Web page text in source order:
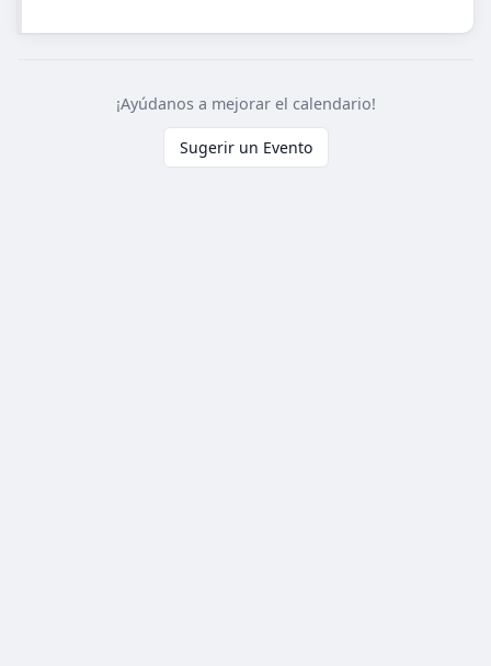
¡Ayúdanos a mejorar el calendario!
Sugerir un Evento